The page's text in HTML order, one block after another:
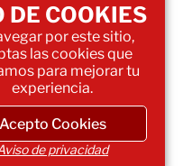
DE COOKIES
por este sitio,
las cookies que
para mejorar tu
experiencia.
Acepto Cookies
de privacidad